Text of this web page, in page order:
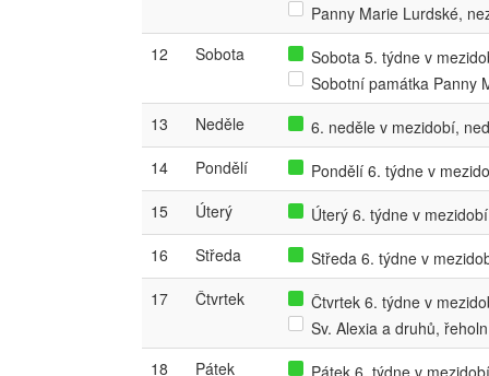
Panny Marie Lurdské,
12
Sobota
Sobota 5. týdne v
Sobotní památka Panny
13
Neděle
6. neděle v mezidobí,
14
Pondělí
Pondělí 6. týdne v
15
Úterý
Úterý 6. týdne v
16
Středa
Středa 6. týdne v
17
Čtvrtek
Čtvrtek 6. týdne v
Sv. Alexia a druhů,
18
Pátek
Pátek 6. týdne v